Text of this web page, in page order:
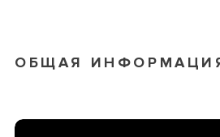
ОБЩАЯ